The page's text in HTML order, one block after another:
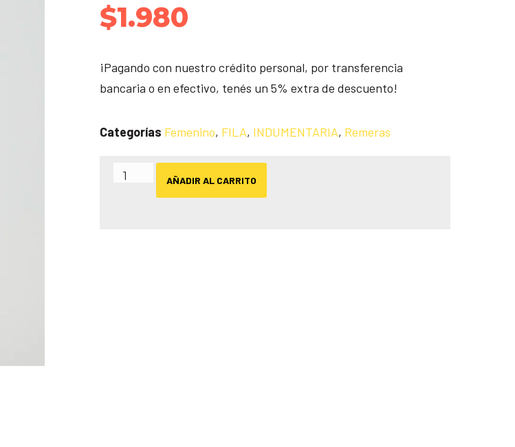
$1.980
¡Pagando con nuestro crédito personal, por transferencia
bancaria o en efectivo, tenés un 5% extra de descuento!
Categorías Femenino, FILA, INDUMENTARIA, Remeras
AÑADIR AL CARRITO